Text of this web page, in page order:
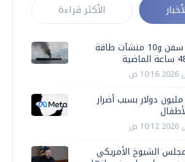
الأكثر قراءة
أوكرانيا تضرب 6 سفن و10 منشآت طاقة
تغريم ميتا 567 مليون دولار بسبب أضرار
الشيوخ الأمريكي